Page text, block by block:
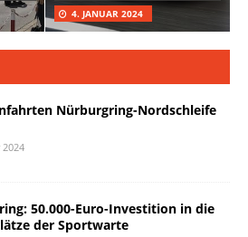
4. JANUAR 2024
Nürburgring-Nordschleife
2024
50.000-Euro-Investition in die
der Sportwarte